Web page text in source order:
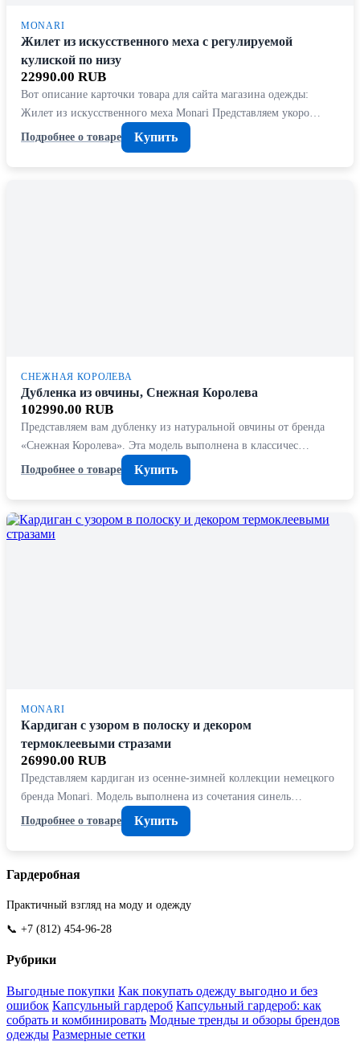
MONARI
Жилет из искусственного меха с регулируемой
кулиской по низу
22990.00 RUB
Вот описание карточки товара для сайта магазина одежды:
Жилет из искусственного меха Monari Представляем укоро…
Подробнее о товаре
Купить
СНЕЖНАЯ КОРОЛЕВА
Дубленка из овчины, Снежная Королева
102990.00 RUB
Представляем вам дубленку из натуральной овчины от бренда
«Снежная Королева». Эта модель выполнена в классичес…
Подробнее о товаре
Купить
MONARI
Кардиган с узором в полоску и декором
термоклеевыми стразами
26990.00 RUB
Представляем кардиган из осенне-зимней коллекции немецкого
бренда Monari. Модель выполнена из сочетания синель…
Подробнее о товаре
Купить
Гардеробная
Практичный взгляд на моду и одежду
📞 +7 (812) 454-96-28
Рубрики
Выгодные покупки Как покупать одежду выгодно и без
ошибок Капсульный гардероб Капсульный гардероб: как
собрать и комбинировать Модные тренды и обзоры брендов
одежды Размерные сетки